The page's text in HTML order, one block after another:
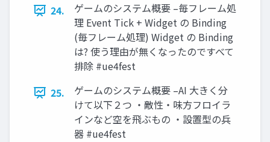
24.
ゲームのシステム概要 –毎フレーム処
理 Event Tick + Widget の Binding
(毎フレーム処理) Widget の Binding
は? 使う理由が無くなったのですべて
排除 #ue4fest
25.
ゲームのシステム概要 –AI 大きく分
けて以下２つ ・敵性・味方フロイラ
インなど空を飛ぶもの ・設置型の兵
器 #ue4fest